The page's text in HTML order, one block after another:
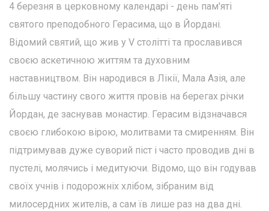
4 березня в церковному календарі - день пам'яті
святого преподобного Герасима, що в Йордані.
Відомий святий, що жив у V столітті та прославився
своєю аскетичною життям та духовним
наставництвом. Він народився в Лікії, Мала Азія, але
більшу частину свого життя провів на берегах річки
Йордан, де заснував монастир. Герасим відзначався
своєю глибокою вірою, молитвами та смиренням. Він
підтримував дуже суворий піст і часто проводив дні в
пустелі, молячись і медитуючи. Відомо, що він годував
своїх учнів і подорожніх хлібом, зібраним від
милосердних жителів, а сам їв лише раз на два дні.